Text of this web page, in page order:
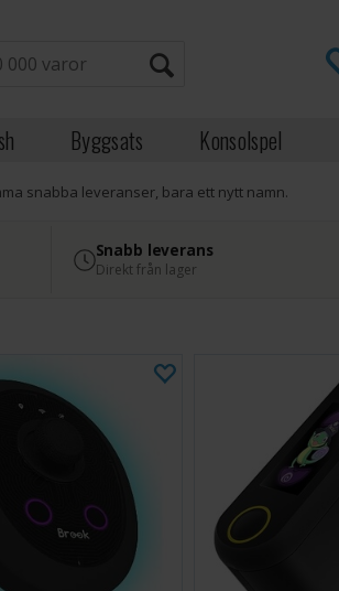
Byggsats Konsolspel
snabba leveranser, bara ett nytt namn.
Snabb leverans
Direkt från lager